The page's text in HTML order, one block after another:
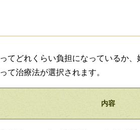
てどれくらい負担になっているか
て治療法が選択されます。
内容